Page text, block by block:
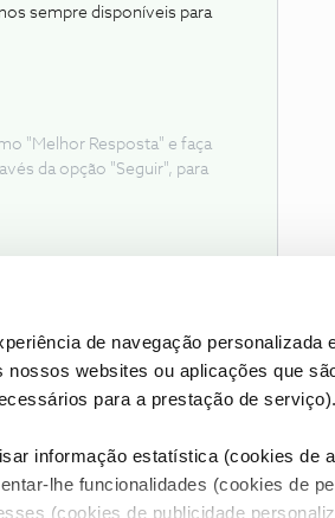
de navegação personalizada
websites ou aplicações que
para a prestação de serviço).
informação estatística (cookies de
lhe funcionalidades (cookies de
(cookies de publicidade
sempre disponíveis para
"Melhor Resposta" e faça
da opção "Seguir", para
NOS Accessibility statement